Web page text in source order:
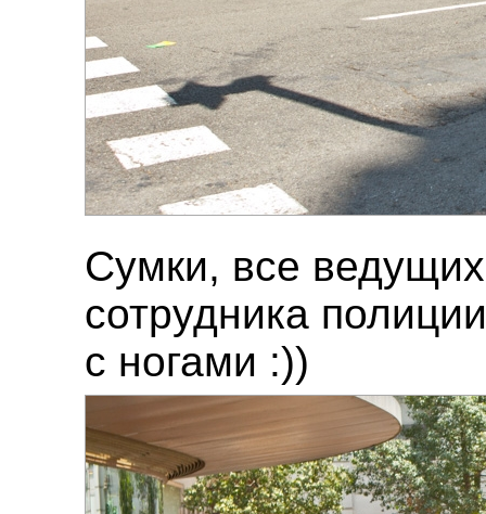
Сумки, все
сотрудника
с ногами :))